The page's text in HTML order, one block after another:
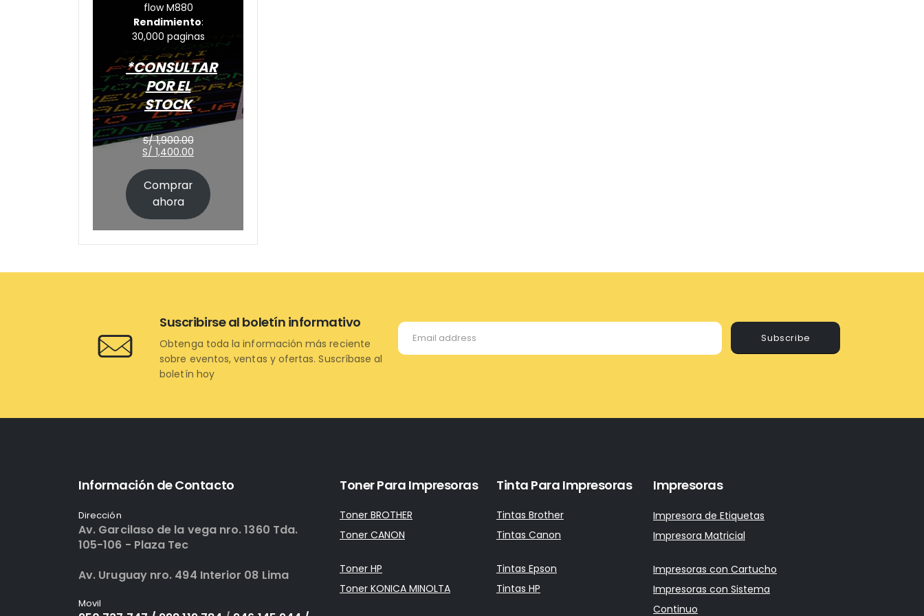
flow M880
Rendimiento:
30,000 paginas
*CONSULTAR
POR EL
STOCK
S/1,900.00El
precio
era:
S/ 1,900.00.
S/ 1,400.00
actual
S/ 1,400.00.
Comprar
ahora
Subscribe
Suscribirse al boletín informativo
Obtenga toda la información más reciente
sobre eventos, ventas y ofertas. Suscríbase al
boletín hoy
Información de Contacto
Dirección
Av. Garcilaso de la vega nro. 1360 Tda.
105-106 - Plaza Tec
Av. Uruguay nro. 494 Interior 08 Lima
Movil
Toner Para Impresoras
Toner BROTHER
Toner CANON
Toner HP
Toner KONICA MINOLTA
Tinta Para Impresoras
Tintas Brother
Tintas Canon
Tintas Epson
Tintas HP
Impresoras
Impresora de Etiquetas
Impresora Matricial
Impresoras con Cartucho
Impresoras con Sistema
Continuo